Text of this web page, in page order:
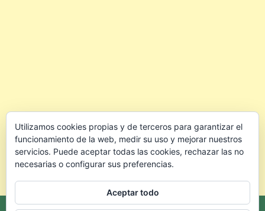
Utilizamos cookies propias y de terceros para garantizar el
funcionamiento de la web, medir su uso y mejorar nuestros
servicios. Puede aceptar todas las cookies, rechazar las no
necesarias o configurar sus preferencias.
Aceptar todo